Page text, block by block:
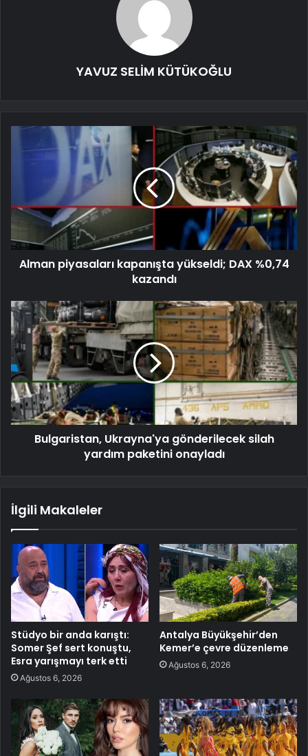
YAVUZ SELİM KÜTÜKOĞLU
Alman piyasaları kapanışta yükseldi; DAX %0,74
kazandı
Bulgaristan, Ukrayna'ya gönderilecek silah
yardım paketini onayladı
İlgili Makaleler
Stüdyo bir anda karıştı:
Somer Şef sert konuştu,
Esra yarışmayı terk etti
Ağustos 6, 2026
Antalya Büyükşehir’den
Kemer’e çevre düzenleme
Ağustos 6, 2026